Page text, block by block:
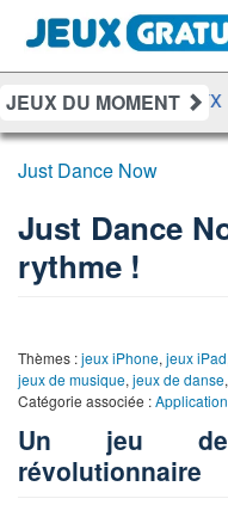
JEUX DU MOMENT
RAMI JETX
Just Dance Now
Just Dance
rythme !
Thèmes :jeux iPhone, jeux iPad
jeux de musique, jeux de danse,
Catégorie associée :
Un jeu de
révolutionnaire